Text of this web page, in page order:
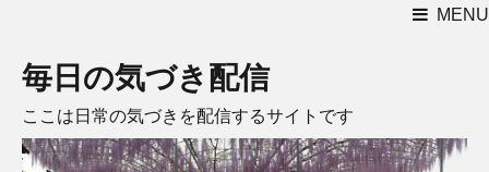
MENU
毎日の気づき配信
ここは日常の気づきを配信するサイトです